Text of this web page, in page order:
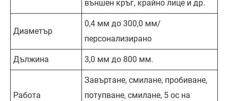
външен кръг, крайно лице и др.
Диаметър
0,4 мм до 300,0 мм/
персонализирано
Дължина 3,0 мм до 800 мм.
Работа
Завъртане, смилане, пробиване,
потупване, смилане, 5 ос на